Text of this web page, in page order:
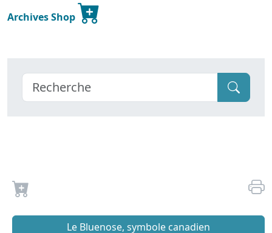
Archives Shop
Le Bluenose, symbole canadien